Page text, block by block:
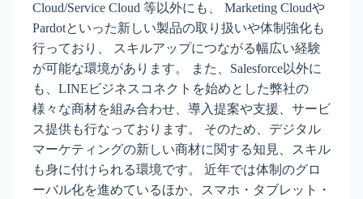
Cloud/Service Cloud 等以外にも、 Marketing Cloudや
Pardotといった新しい製品の取り扱いや体制強化も
行っており、 スキルアップにつながる幅広い経験
が可能な環境があります。 また、Salesforce以外に
も、LINEビジネスコネクトを始めとした弊社の
様々な商材を組み合わせ、導入提案や支援、サービ
ス提供も行なっております。 そのため、デジタル
マーケティングの新しい商材に関する知見、スキル
も身に付けられる環境です。 近年では体制のグロ
ーバル化を進めているほか、スマホ・タブレット・